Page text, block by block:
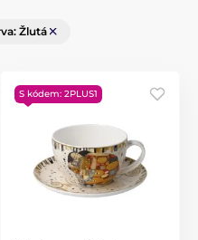
Žlutá
S kódem: 2PLUS1